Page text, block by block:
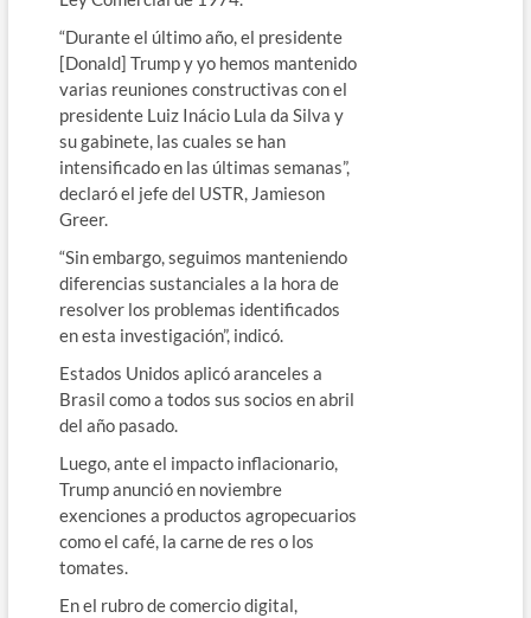
“Durante el último año, el presidente
[Donald] Trump y yo hemos mantenido
varias reuniones constructivas con el
presidente Luiz Inácio Lula da Silva y
su gabinete, las cuales se han
intensificado en las últimas semanas”,
declaró el jefe del USTR, Jamieson
Greer.
“Sin embargo, seguimos manteniendo
diferencias sustanciales a la hora de
resolver los problemas identificados
en esta investigación”, indicó.
Estados Unidos aplicó aranceles a
Brasil como a todos sus socios en abril
del año pasado.
Luego, ante el impacto inflacionario,
Trump anunció en noviembre
exenciones a productos agropecuarios
como el café, la carne de res o los
tomates.
En el rubro de comercio digital,